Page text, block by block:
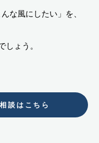
な風にしたい」を、
しょう。
談はこちら